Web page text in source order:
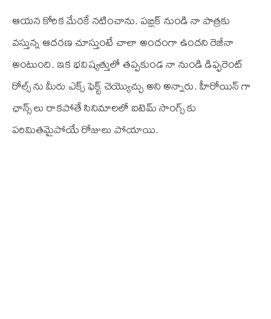
ఆయన కోరిక మేరకే నటించాను. పబ్లిక్ నుండి నా పాత్రకు
వస్తున్న ఆదరణ చూస్తుంటే చాలా అందంగా ఉందని రెజీనా
అంటుంది. ఇక భవిష్యత్తులో తప్పకుండ నా నుండి డిఫ్ఫరెంట్
రోల్స్ ను మీరు ఎక్స్ ఫెక్ట్ చెయ్యొచ్చు అని అన్నారు. హీరోయిన్ గా
ఛాన్స్ లు రాకపోతే సినిమాలలో ఐటెమ్ సాంగ్స్ కు
పరిమితమైపోయే రోజులు పోయాయి.